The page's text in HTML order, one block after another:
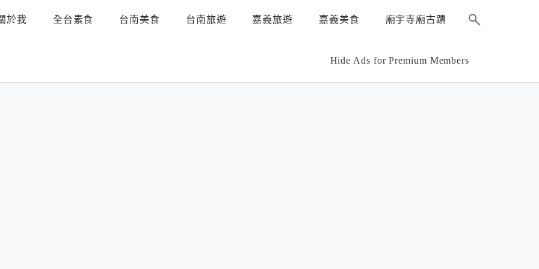
於我 全台素食 台南美食 台南旅遊 嘉義旅遊 嘉義美食 廟宇寺廟古蹟
Hide Ads for Premium Members